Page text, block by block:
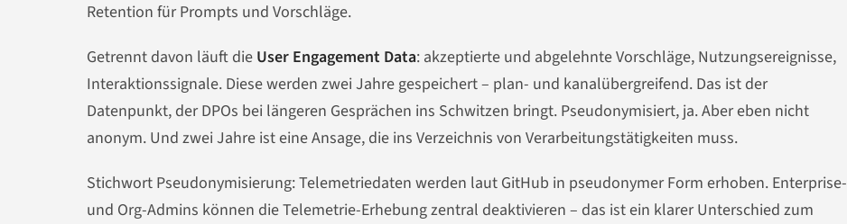
Retention für Prompts und Vorschläge.
Getrennt davon läuft die User Engagement Data: akzeptierte und abgelehnte Vorschläge, Nutzungsereignisse,
Interaktionssignale. Diese werden zwei Jahre gespeichert – plan- und kanalübergreifend. Das ist der
Datenpunkt, der DPOs bei längeren Gesprächen ins Schwitzen bringt. Pseudonymisiert, ja. Aber eben nicht
anonym. Und zwei Jahre ist eine Ansage, die ins Verzeichnis von Verarbeitungstätigkeiten muss.
Stichwort Pseudonymisierung: Telemetriedaten werden laut GitHub in pseudonymer Form erhoben. Enterprise-
und Org-Admins können die Telemetrie-Erhebung zentral deaktivieren – das ist ein klarer Unterschied zum